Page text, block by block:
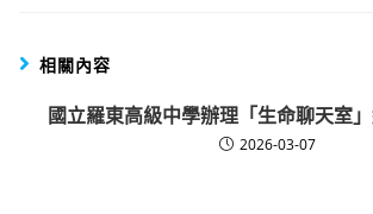
相關內容
國立羅東高級中學辦理「生命聊天室
2026-03-07